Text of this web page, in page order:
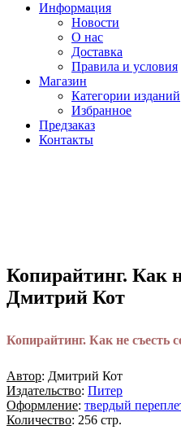
Информация
Новости
О нас
Доставка
Правила и условия
Магазин
Категории изданий
Избранное
Предзаказ
Контакты
Копирайтинг. Как
Дмитрий Кот
Копирайтинг. Как не съесть
Автор: Дмитрий Кот
Издательство: Питер
Оформление: твердый
Количество: 256 стр.